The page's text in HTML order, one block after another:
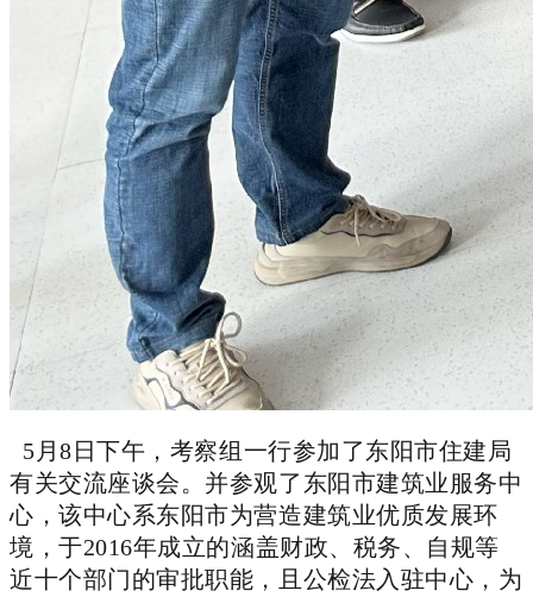
5月8日下午，考察组一行参加了东阳市住建局
有关交流座谈会。并参观了东阳市建筑业服务中
心，该中心系东阳市为营造建筑业优质发展环
境，于2016年成立的涵盖财政、税务、自规等
近十个部门的审批职能，且公检法入驻中心，为